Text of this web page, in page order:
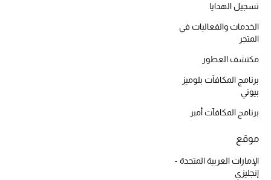
دليل مستلزمات الجمال
أبرز الماركات
عطور الربيع
تسوقوا الآن
تسجيل الهدايا
الخدمات والفعاليات في
المتجر
مكتشف العطور
برنامج المكافآت بلوميز
بيوتي
برنامج المكافآت أمبر
موقع
الإمارات العربية المتحدة -
إنجليزي